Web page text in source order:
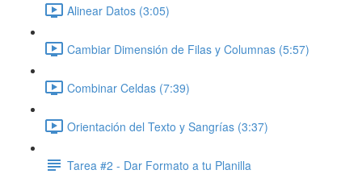
Alinear Datos (3:05)
Cambiar Dimensión de Filas y Columnas (5:57)
Combinar Celdas (7:39)
Orientación del Texto y Sangrías (3:37)
Tarea #2 - Dar Formato a tu Planilla